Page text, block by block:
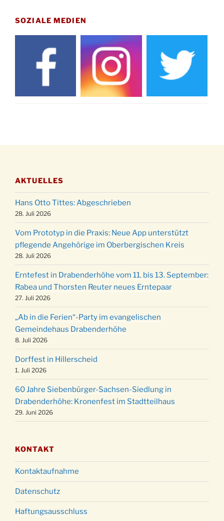
Drabenderhöhe um 11:15 Uhr
21.11.
Basar im Ev. Gemeindehaus von 14-16:30 Uhr
Katharinenball des Honterus Chors im
Stadtteilhaus um 19:00 Uhr
Kinderbibeltag im Ev. Gemeindehaus von 10-
12 Uhr
Stadtteilhaus um 19:00 Uhr
11.12.
Puer-Natus weihnachtliches Brauchtum am
Robert-Gassner-Hof um 17:00 Uhr
19.12.
Kinderbibeltag im Ev. Gemeindehaus von 10-
12 Uhr
20.12.
Weihnachts-Konzert des Honterus Chors in
der Kirche um 17:00 Uhr
24.12.
Familiengottesdienst mit Krippenspiel im Ev.
Gemeindehaus um 15:00 Uhr
24.12. Familiengottesdienst in der FeG um 16 Uhr
24.12.
Weihnachtsgottesdienst in der Kirche um
15:00 Uhr
24.12.
Weihnachtsgottesdienst in der Kirche um
18:00 Uhr
24.12.
Christmette mit der ev. Jugend in der Kirche
um 23:00 Uhr
31.12.
Gottesdienst zu Silvester in der Kirche um
18:00 Uhr
SOZIALE MEDIEN
AKTUELLES
Hans Otto Tittes: Abgeschrieben
28. Juli 2026
Vom Prototyp in die Praxis: Neue App unterstützt
pflegende Angehörige im Oberbergischen Kreis
28. Juli 2026
Erntefest in Drabenderhöhe vom 11. bis 13. September:
Rabea und Thorsten Reuter neues Erntepaar
27. Juli 2026
„Ab in die Ferien“-Party im evangelischen
Gemeindehaus Drabenderhöhe
8. Juli 2026
Dorffest in Hillerscheid
1. Juli 2026
60 Jahre Siebenbürger-Sachsen-Siedlung in
Drabenderhöhe: Kronenfest im Stadtteilhaus
29. Juni 2026
KONTAKT
Kontaktaufnahme
Datenschutz
Haftungsausschluss